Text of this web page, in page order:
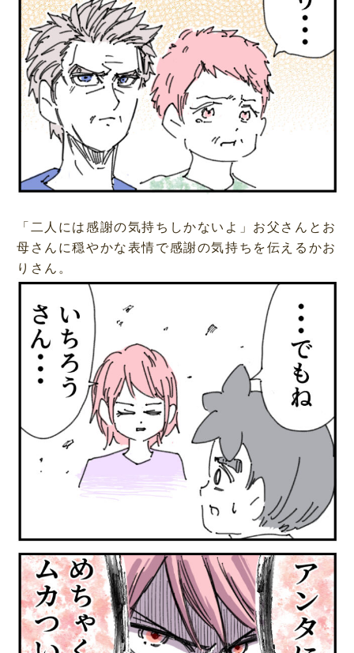
「二人には感謝の気持ちしかないよ」お父さんとお
母さんに穏やかな表情で感謝の気持ちを伝えるかお
りさん。